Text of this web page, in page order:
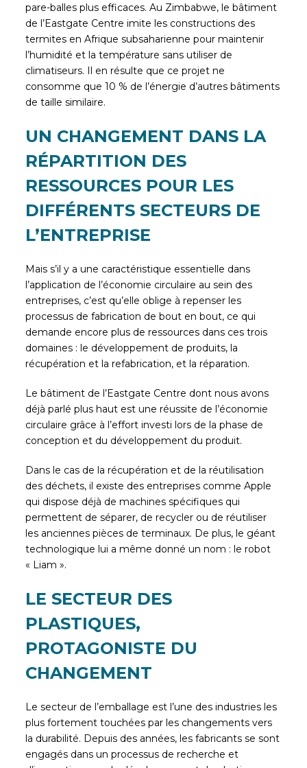
pare-balles plus efficaces. Au Zimbabwe, le bâtiment
de l’Eastgate Centre imite les constructions des
termites en Afrique subsaharienne pour maintenir
l’humidité et la température sans utiliser de
climatiseurs. Il en résulte que ce projet ne
consomme que 10 % de l’énergie d’autres bâtiments
de taille similaire.
UN CHANGEMENT DANS LA
RÉPARTITION DES
RESSOURCES POUR LES
DIFFÉRENTS SECTEURS DE
L’ENTREPRISE
Mais s’il y a une caractéristique essentielle dans
l’application de l’économie circulaire au sein des
entreprises, c’est qu’elle oblige à repenser les
processus de fabrication de bout en bout, ce qui
demande encore plus de ressources dans ces trois
domaines : le développement de produits, la
récupération et la refabrication, et la réparation.
Le bâtiment de l’Eastgate Centre dont nous avons
déjà parlé plus haut est une réussite de l’économie
circulaire grâce à l’effort investi lors de la phase de
conception et du développement du produit.
Dans le cas de la récupération et de la réutilisation
des déchets, il existe des entreprises comme Apple
qui dispose déjà de machines spécifiques qui
permettent de séparer, de recycler ou de réutiliser
les anciennes pièces de terminaux. De plus, le géant
technologique lui a même donné un nom : le robot
« Liam ».
LE SECTEUR DES
PLASTIQUES,
PROTAGONISTE DU
CHANGEMENT
Le secteur de l’emballage est l’une des industries les
plus fortement touchées par les changements vers
la durabilité. Depuis des années, les fabricants se sont
engagés dans un processus de recherche et